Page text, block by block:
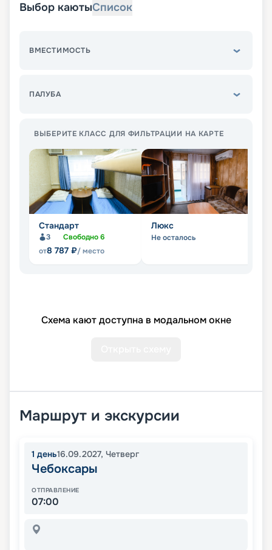
Выбор каютыСписок
ВМЕСТИМОСТЬ
ПАЛУБА
ВЫБЕРИТЕ КЛАСС ДЛЯ ФИЛЬТРАЦИИ НА КАРТЕ
Стандарт
3 Свободно6
от8 787 ₽/ место
Люкс
Не осталось
Схема кают доступна в модальном окне
Маршрут и экскурсии
1 день16.09.2027, Четверг
Чебоксары
ОТПРАВЛЕНИЕ
07:00